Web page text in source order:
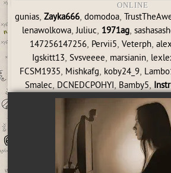
ONLINE
gunias, Zayka666, domodoa,
lenawolkowa,Juliuc, 1971ag,
147256147256, Pervii5, Veterph,
Igskitt13, Svsveeee, marsianin,
FCSM1935, Mishkafg, koby24_9,
Smalec, DCNEDCPOHYI, Bamby5,